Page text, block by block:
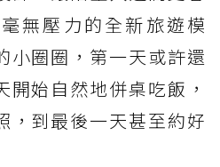
無壓力的全新旅遊模
小圈圈，第一天或許還
始自然地併桌吃飯，
，到最後一天甚至約好